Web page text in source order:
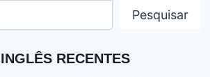
Pesquisar
RECENTES